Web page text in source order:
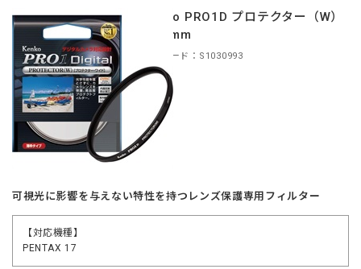
Kenko PRO1D プロテクター（W）
40.5mm
商品コード：S1030993
可視光に影響を与えない特性を持つレンズ保護専用フィルター
【対応機種】
PENTAX 17